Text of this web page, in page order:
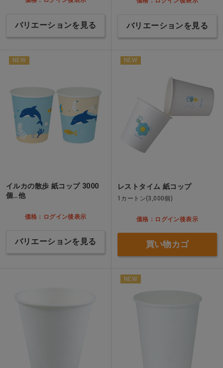
バリエーションを見る バリエーションを見る
NEW
イルカの散歩 紙コップ 3000
個…他
価格：ログイン後表示
バリエーションを見る
NEW
レストタイム 紙コップ
1カートン(3,000個)
価格：ログイン後表示
買い物カゴ
NEW